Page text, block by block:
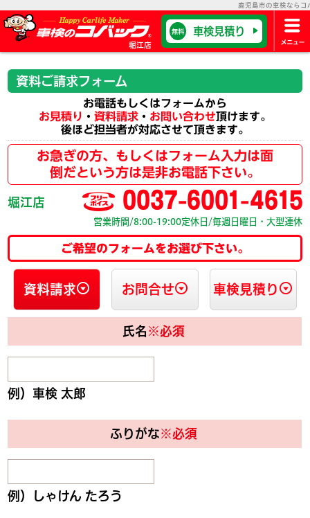
鹿児島市の車検ならコ
堀江店
無料 車検見積り
資料ご請求フォーム
お電話もしくはフォームから
お見積り ・ 資料請求 ・ お問い合わせ頂けます。
後ほど担当者が対応させて頂きます。
お急ぎの方、もしくはフォーム入力は面
倒だという方は是非お電話下さい。
堀江店 0037-6001-4615
営業時間/8:00-19:00定休日/毎週日曜日・大型連休
ご希望のフォームをお選び下さい。
資料請求 お問合せ 車検見積り
氏名 ※必須
例）車検 太郎
ふりがな※必須
例）しゃけん たろう